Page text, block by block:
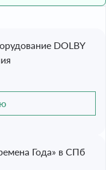
DOLBY
Года» в СПб